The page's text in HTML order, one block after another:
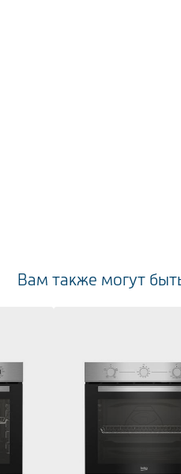
Вам также могут